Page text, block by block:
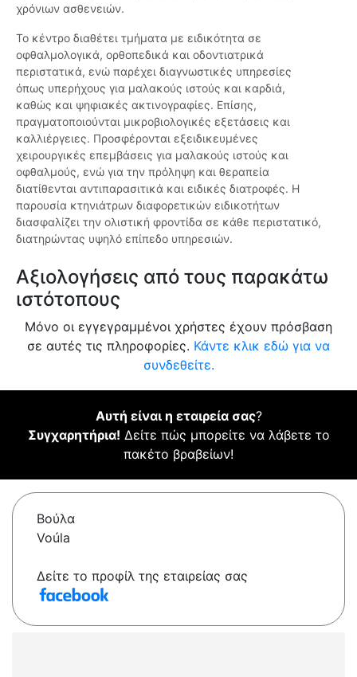
χρόνιων ασθενειών.
Το κέντρο διαθέτει τμήματα με ειδικότητα σε
οφθαλμολογικά, ορθοπεδικά και οδοντιατρικά
περιστατικά, ενώ παρέχει διαγνωστικές υπηρεσίες
όπως υπερήχους για μαλακούς ιστούς και καρδιά,
καθώς και ψηφιακές ακτινογραφίες. Επίσης,
πραγματοποιούνται μικροβιολογικές εξετάσεις και
καλλιέργειες. Προσφέρονται εξειδικευμένες
χειρουργικές επεμβάσεις για μαλακούς ιστούς και
οφθαλμούς, ενώ για την πρόληψη και θεραπεία
διατίθενται αντιπαρασιτικά και ειδικές διατροφές. Η
παρουσία κτηνιάτρων διαφορετικών ειδικοτήτων
διασφαλίζει την ολιστική φροντίδα σε κάθε περιστατικό,
διατηρώντας υψηλό επίπεδο υπηρεσιών.
Αξιολογήσεις από τους παρακάτω
ιστότοπους
Μόνο οι εγγεγραμμένοι χρήστες έχουν πρόσβαση
σε αυτές τις πληροφορίες. Κάντε κλικ εδώ για να
συνδεθείτε.
Αυτή είναι η εταιρεία σας?
Συγχαρητήρια! Δείτε πώς μπορείτε να λάβετε το
πακέτο βραβείων!
Βούλα
Voúla
Δείτε το προφίλ της εταιρείας σας